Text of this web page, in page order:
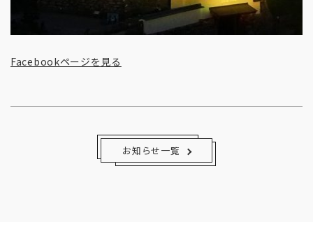
Facebookページを見る
お知らせ一覧